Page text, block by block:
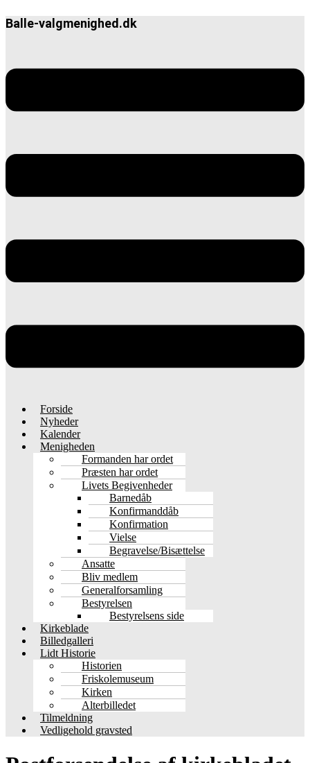
Balle-valgmenighed.dk
Forside
Nyheder
Kalender
Menigheden
Formanden har ordet
Præsten har ordet
Livets Begivenheder
Barnedåb
Konfirmanddåb
Konfirmation
Vielse
Begravelse/Bisættelse
Ansatte
Bliv medlem
Generalforsamling
Bestyrelsen
Bestyrelsens side
Kirkeblade
Billedgalleri
Lidt Historie
Historien
Friskolemuseum
Kirken
Alterbilledet
Tilmeldning
Vedligehold gravsted